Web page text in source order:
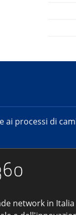
processi di
network in